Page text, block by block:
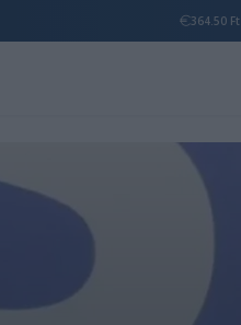
364.50 Ft